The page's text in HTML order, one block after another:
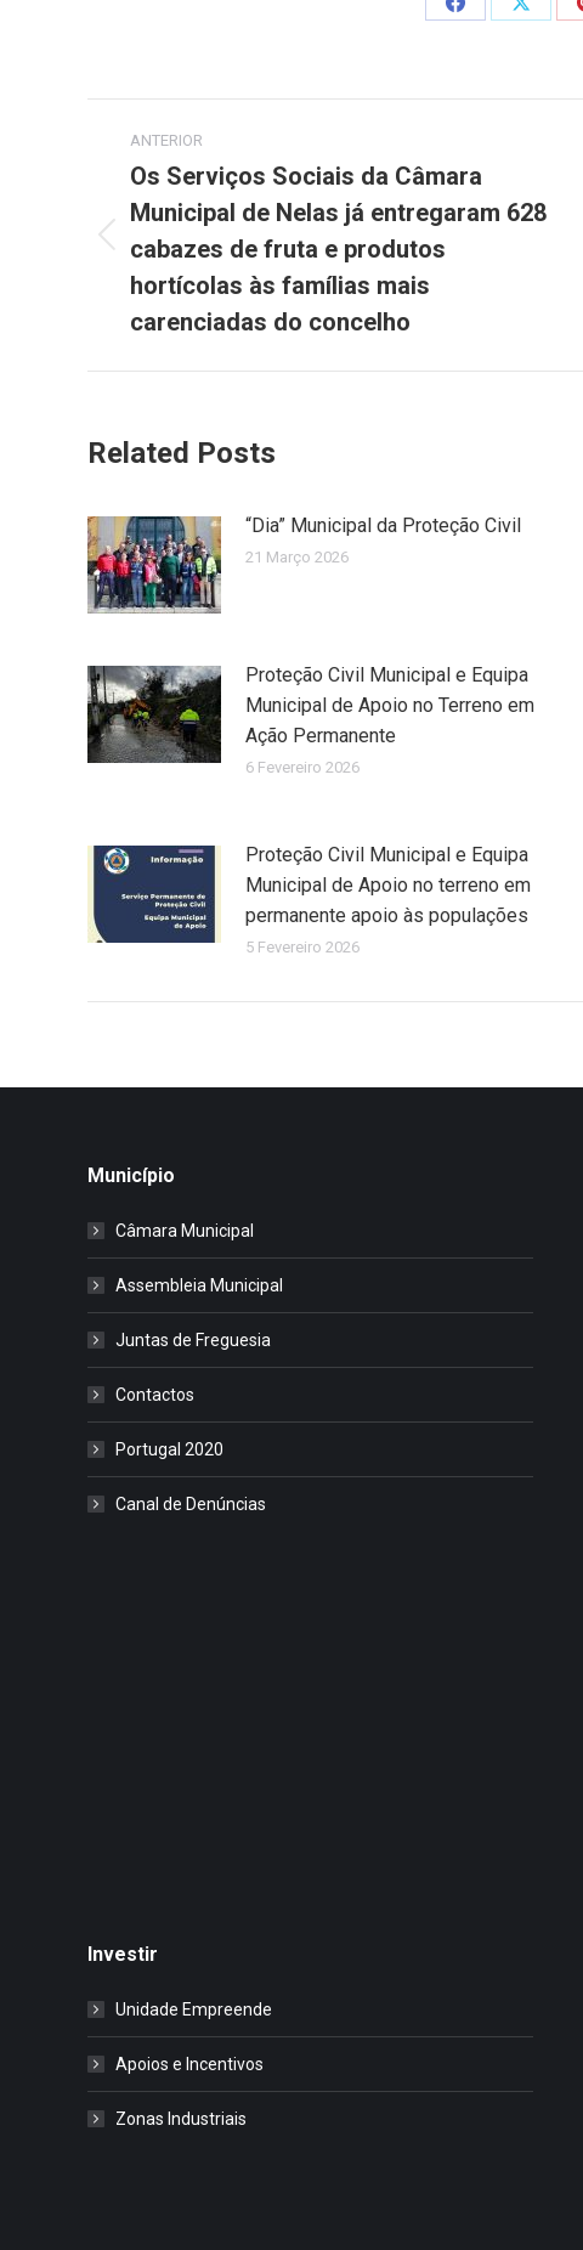
Share
Share
Post
navigation
ANTERIOR
Previous
post:
Os Serviços Sociais da Câmara
Municipal de Nelas já entregaram 628
cabazes de fruta e produtos
hortícolas às famílias mais
carenciadas do concelho
Related Posts
“Dia” Municipal da Proteção Civil
21 Março 2026
Proteção Civil Municipal e Equipa
Municipal de Apoio no Terreno em
Ação Permanente
6 Fevereiro 2026
Proteção Civil Municipal e Equipa
Municipal de Apoio no terreno em
permanente apoio às populações
5 Fevereiro 2026
Município
Câmara Municipal
Assembleia Municipal
Juntas de Freguesia
Contactos
Portugal 2020
Canal de Denúncias
Investir
Unidade Empreende
Apoios e Incentivos
Zonas Industriais